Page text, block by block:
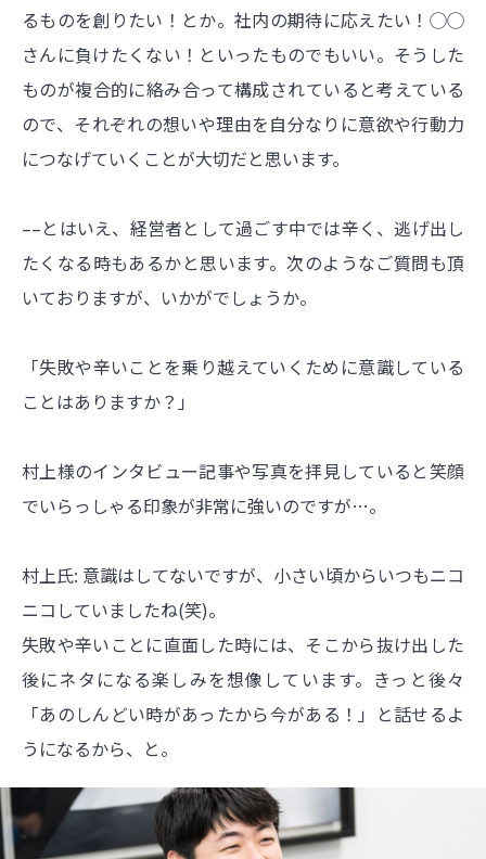
るものを創りたい！とか。社内の期待に応えたい！◯◯
さんに負けたくない！といったものでもいい。そうした
ものが複合的に絡み合って構成されていると考えている
ので、それぞれの想いや理由を自分なりに意欲や行動力
につなげていくことが大切だと思います。
––とはいえ、経営者として過ごす中では辛く、逃げ出し
たくなる時もあるかと思います。次のようなご質問も頂
いておりますが、いかがでしょうか。
「失敗や辛いことを乗り越えていくために意識している
ことはありますか？」
村上様のインタビュー記事や写真を拝見していると笑顔
でいらっしゃる印象が非常に強いのですが…。
村上氏: 意識はしてないですが、小さい頃からいつもニコ
ニコしていましたね(笑)。
失敗や辛いことに直面した時には、そこから抜け出した
後にネタになる楽しみを想像しています。きっと後々
「あのしんどい時があったから今がある！」と話せるよ
うになるから、と。